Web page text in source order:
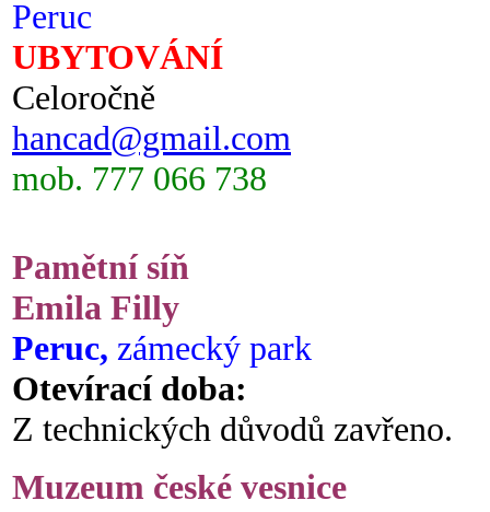
Peruc
UBYTOVÁNÍ
Celoročně
hancad@gmail.com
mob. 777 066 738
Pamětní síň
Emila Filly
Peruc, zámecký park
Otevírací doba:
Z technických důvodů zavřeno.
Muzeum české vesnice